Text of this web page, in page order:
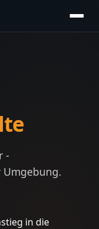
-
in die